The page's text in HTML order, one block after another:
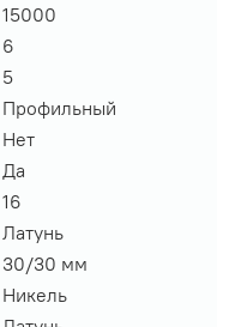
15000
6
5
Профильный
Нет
Да
16
Латунь
30/30 мм
Никель